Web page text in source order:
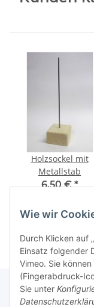
Wie wir
Durch Klicken auf
Einsatz folgender
Vimeo. Sie
(Fingerabdruck-
Sie unter
Holzsockel mit
Metallstab
6,50 €*